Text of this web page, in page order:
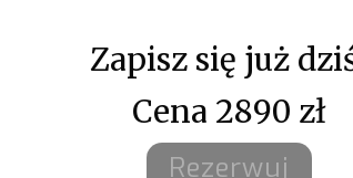
Zapisz się już
Cena 2890 zł